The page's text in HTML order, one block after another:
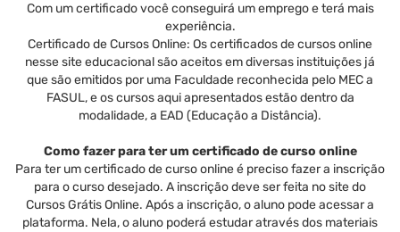
Com um certificado você conseguirá um emprego e terá mais
experiência.
Certificado de Cursos Online: Os certificados de cursos online
nesse site educacional são aceitos em diversas instituições já
que são emitidos por uma Faculdade reconhecida pelo MEC a
FASUL, e os cursos aqui apresentados estão dentro da
modalidade, a EAD (Educação a Distância).
Como fazer para ter um certificado de curso online
Para ter um certificado de curso online é preciso fazer a inscrição
para o curso desejado. A inscrição deve ser feita no site do
Cursos Grátis Online. Após a inscrição, o aluno pode acessar a
plataforma. Nela, o aluno poderá estudar através dos materiais